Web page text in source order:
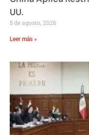
UU.
5 de agosto, 2026
Leer más »